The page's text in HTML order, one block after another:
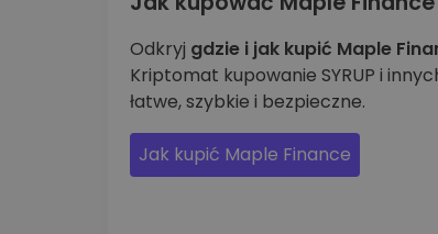
Odkryj gdzie i jak kupić Maple
Kriptomat kupowanie SYRUP i
łatwe, szybkie i bezpieczne.
Jak kupić Maple Finance